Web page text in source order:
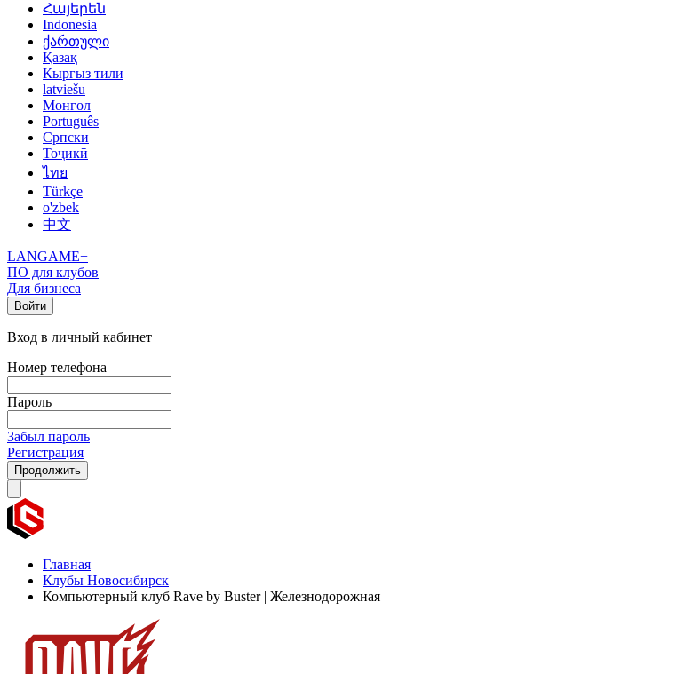
Հայերեն
Indonesia
ქართული
Қазақ
Кыргыз тили
latviešu
Монгол
Português
Српски
Тоҷикӣ
ไทย
Türkçe
o'zbek
中文
LANGAME+
ПО для клубов
Для бизнеса
Войти
Вход в личный кабинет
Номер телефона
Пароль
Забыл пароль
Регистрация
Продолжить
Главная
Клубы Новосибирск
Компьютерный клуб Rave by Buster | Железнодорожная